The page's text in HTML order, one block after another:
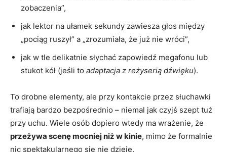
zobaczenia”,
jak lektor na ułamek sekundy zawiesza głos między
„pociąg ruszył” a „zrozumiała, że już nie wróci”,
jak w tle delikatnie słychać zapowiedź megafonu lub
stukot kół (jeśli to adaptacja z reżyserią dźwięku).
To drobne elementy, ale przy kontakcie przez słuchawki
trafiają bardzo bezpośrednio – niemal jak czyjś szept tuż
przy uchu. Wiele osób dopiero wtedy ma wrażenie, że
przeżywa scenę mocniej niż w kinie, mimo że formalnie
nic spektakularnego się nie dzieje.